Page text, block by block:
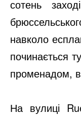
сотень
навколо
починається
променадом,
На вулиці